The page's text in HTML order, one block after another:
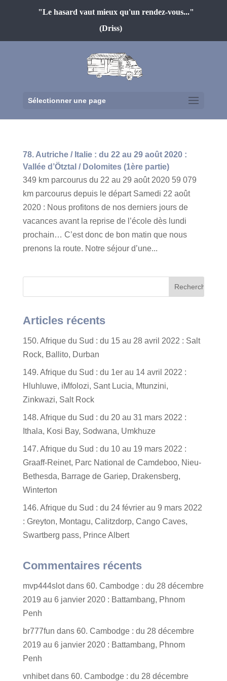
"Le hasard vaut mieux qu'un rendez-vous..."
(Driss)
Sélectionner une page
78. Autriche / Italie : du 22 au 29 août 2020 :
Vallée d’Ötztal / Dolomites (1ère partie)
349 km parcourus du 22 au 29 août 2020 59 079
km parcourus depuis le départ Samedi 22 août
2020 : Nous profitons de nos derniers jours de
vacances avant la reprise de l’école dès lundi
prochain… C’est donc de bon matin que nous
prenons la route. Notre séjour d’une...
Articles récents
150. Afrique du Sud : du 15 au 28 avril 2022 : Salt
Rock, Ballito, Durban
149. Afrique du Sud : du 1er au 14 avril 2022 :
Hluhluwe, iMfolozi, Sant Lucia, Mtunzini,
Zinkwazi, Salt Rock
148. Afrique du Sud : du 20 au 31 mars 2022 :
Ithala, Kosi Bay, Sodwana, Umkhuze
147. Afrique du Sud : du 10 au 19 mars 2022 :
Graaff-Reinet, Parc National de Camdeboo, Nieu-
Bethesda, Barrage de Gariep, Drakensberg,
Winterton
146. Afrique du Sud : du 24 février au 9 mars 2022
: Greyton, Montagu, Calitzdorp, Cango Caves,
Swartberg pass, Prince Albert
Commentaires récents
mvp444slotdans 60. Cambodge : du 28 décembre
2019 au 6 janvier 2020 : Battambang, Phnom
Penh
br777fun dans 60. Cambodge : du 28 décembre
2019 au 6 janvier 2020 : Battambang, Phnom
Penh
vnhibetdans 60. Cambodge : du 28 décembre